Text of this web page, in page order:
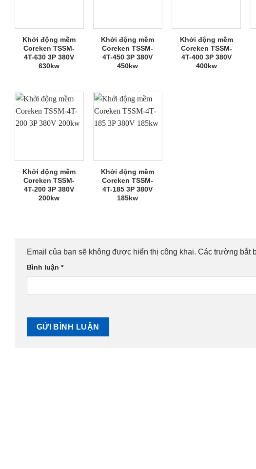
Khởi động mềm
Coreken TSSM-
4T-630 3P 380V
630kw
Khởi động mềm
Coreken TSSM-
4T-450 3P 380V
450kw
Khởi động mềm
Coreken TSSM-
4T-400 3P 380V
400kw
Khởi động mềm
Coreken TSSM-
4T-200 3P 380V
200kw
Khởi động mềm
Coreken TSSM-
4T-185 3P 380V
185kw
Email của bạn sẽ không được hiển thị công khai. Các trường bắt
Bình luận *